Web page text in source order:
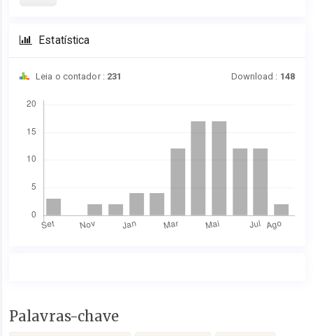
Estatística
Leia o contador : 231 Download : 148
Conteúdo
Palavras-chave